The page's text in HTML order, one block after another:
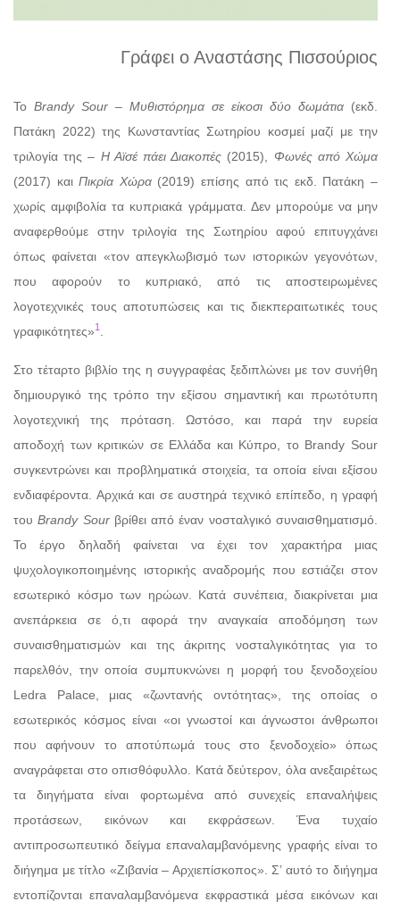
Γράφει ο Αναστάσης Πισσούριος
Το Brandy Sour – Μυθιστόρημα σε είκοσι δύο δωμάτια (εκδ.
Πατάκη 2022) της Κωνσταντίας Σωτηρίου κοσμεί μαζί με την
τριλογία της – Η Αϊσέ πάει Διακοπές (2015), Φωνές από Χώμα
(2017) καιΠικρία Χώρα(2019) επίσης από τις εκδ. Πατάκη –
χωρίς αμφιβολία τα κυπριακά γράμματα. Δεν μπορούμε να μην
αναφερθούμε στην τριλογία της Σωτηρίου αφού επιτυγχάνει
όπως φαίνεται «τον απεγκλωβισμό των ιστορικών γεγονότων,
που αφορούν το κυπριακό, από τις αποστειρωμένες
λογοτεχνικές τους αποτυπώσεις και τις διεκπεραιτωτικές τους
γραφικότητες»1
Στο τέταρτο βιβλίο της η συγγραφέας ξεδιπλώνει με τον συνήθη
δημιουργικό της τρόπο την εξίσου σημαντική και πρωτότυπη
λογοτεχνική της πρόταση. Ωστόσο, και παρά την ευρεία
αποδοχή των κριτικών σε Ελλάδα και Κύπρο, το Brandy Sour
συγκεντρώνει και προβληματικά στοιχεία, τα οποία είναι εξίσου
ενδιαφέροντα. Αρχικά και σε αυστηρά τεχνικό επίπεδο, η γραφή
του Brandy Sourβρίθει από έναν νοσταλγικό συναισθηματισμό.
Το έργο δηλαδή φαίνεται να έχει τον χαρακτήρα μιας
ψυχολογικοποιημένης ιστορικής αναδρομής που εστιάζει στον
εσωτερικό κόσμο των ηρώων. Κατά συνέπεια, διακρίνεται μια
ανεπάρκεια σε ό,τι αφορά την αναγκαία αποδόμηση των
συναισθηματισμών και της άκριτης νοσταλγικότητας για το
παρελθόν, την οποία συμπυκνώνει η μορφή του ξενοδοχείου
Ledra Palace, μιας «ζωντανής οντότητας», της οποίας ο
εσωτερικός κόσμος είναι «οι γνωστοί και άγνωστοι άνθρωποι
που αφήνουν το αποτύπωμά τους στο ξενοδοχείο» όπως
αναγράφεται στο οπισθόφυλλο. Κατά δεύτερον, όλα ανεξαιρέτως
τα διηγήματα είναι φορτωμένα από συνεχείς επαναλήψεις
προτάσεων, εικόνων και εκφράσεων. Ένα τυχαίο
αντιπροσωπευτικό δείγμα επαναλαμβανόμενης γραφής είναι το
διήγημα με τίτλο «Ζιβανία – Αρχιεπίσκοπος». Σ’ αυτό το διήγημα
εντοπίζονται επαναλαμβανόμενα εκφραστικά μέσα εικόνων και